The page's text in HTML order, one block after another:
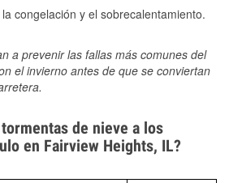
congelación y el sobrecalentamiento.
a prevenir las fallas más comunes del
el invierno antes de que se conviertan
de nieve a los
en Fairview Heights, IL?